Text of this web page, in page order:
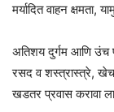
मर्यादित वाहन क्षमता,
अतिशय दुर्गम आणि उंच
रसद व शस्त्रास्त्रे,
खडतर प्रवास करावा